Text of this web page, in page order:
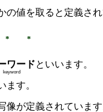
の値を取ると定義さ
ワード
keyword
といいます。
ます。
像が定義されていま